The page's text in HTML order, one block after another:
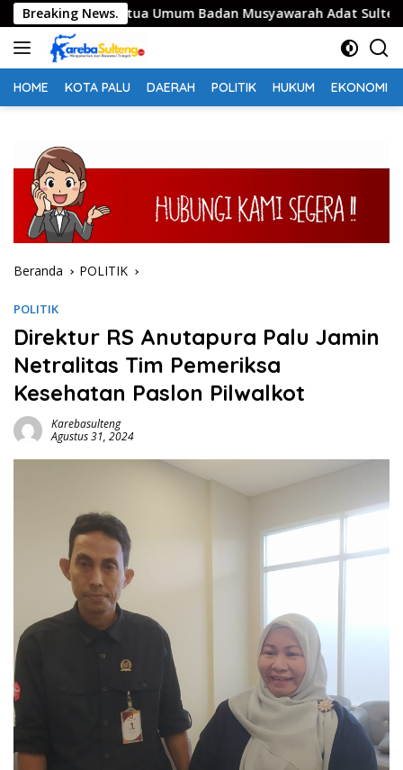
Langsung
ke
konten
Breaking News.
Ketua Umum Badan Musyawarah Adat Sulteng
HOME KOTA PALU DAERAH POLITIK HUKUM EKONOMI
Beranda POLITIK
POLITIK
Direktur RS Anutapura Palu Jamin
Netralitas Tim Pemeriksa
Kesehatan Paslon Pilwalkot
Karebasulteng
Agustus 31, 2024